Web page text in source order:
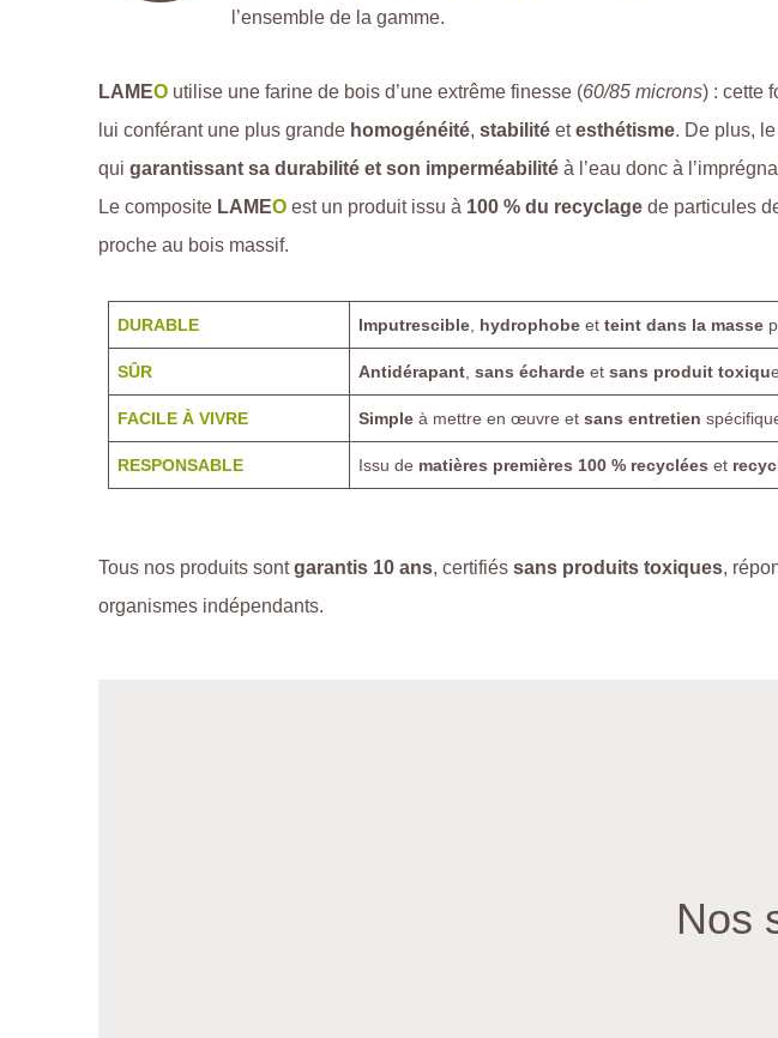
l’ensemble de la gamme.
LAMEO utilise une farine de bois d’une extrême finesse (60/85 microns) : cette
lui conférant une plus grande homogénéité,stabilité etesthétisme. De plus,
quigarantissant sa durabilité et son imperméabilité à l’eau donc à
Le composite LAMEO est un produit issu à 100 % du recyclage de particules
proche au bois massif.
DURABLE Imputrescible, hydrophobeet teint dans la masse
SÛR Antidérapant, sans échardeet sans produit toxiqu
FACILE À VIVRE Simpleà mettre en œuvre et sans entretien
RESPONSABLE Issu de matières premières 100 % recyclées et
Tous nos produits sontgarantis 10 ans, certifiéssans produits toxiques,
organismes indépendants.
Nos